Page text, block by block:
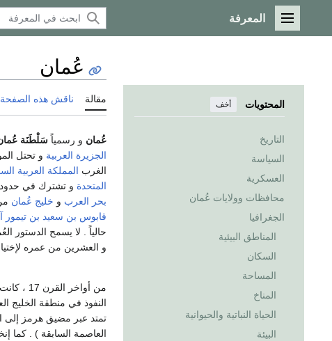
القائمة الرئيسية
المعرفة
المحتويات أخف
التاريخ
السياسة
العسكرية
محافظات وولايات عُمان
الجغرافيا
المناطق البيئية
السكان
المساحة
المناخ
الحياة النباتية والحيوانية
البيئة
عُمان
مقالة ناقش هذه الصفحة
عُمان و رسمياً سَلْطَنَة
الجزيرة العربية
الغرب المملكة العربية
المتحدة و تشترك في
بحر العرب و خليج عُمان
قابوس بن سعيد بن تيمور
حالياً . لا يسمح الدستور
و العشرين من عمره
من
تمتد عبر مضيق هرمز إلى